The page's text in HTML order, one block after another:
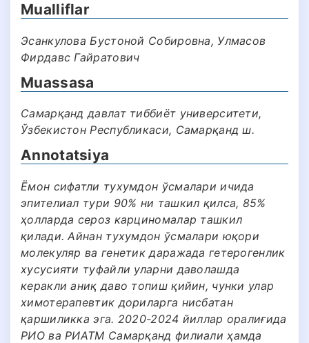
Mualliflar
Эсанкулова Бустоной Собировна, Улмасов
Фирдавс Гайратович
Muassasa
Самарқанд давлат тиббиëт университети,
Ўзбекистон Республикаси, Самарқанд ш.
Annotatsiya
Ёмон сифатли тухумдон ўсмалари ичида
эпителиал тури 90% ни ташкил қилса, 85%
ҳолларда сероз карциномалар ташкил
қилади. Айнан тухумдон ўсмалари юқори
молекуляр ва генетик даражада гетерогенлик
хусусияти туфайли уларни даволашда
керакли аниқ даво топиш қийин, чунки улар
химотерапевтик дориларга нисбатан
қаршиликка эга. 2020-2024 йиллар оралиғида
РИО ва РИАТМ Самарқанд филиали ҳамда